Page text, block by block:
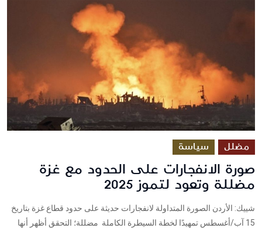
مضلل سياسة
صورة الانفجارات على الحدود مع غزة
مضللة وتعود لتموز 2025
شييك: الأردن الصورة المتداولة لانفجارات حديثة على حدود قطاع غزة بتاريخ
15 آب/أغسطس تمهيدًا لخطة السيطرة الكاملة مضللة؛ التحقق أظهر أنها